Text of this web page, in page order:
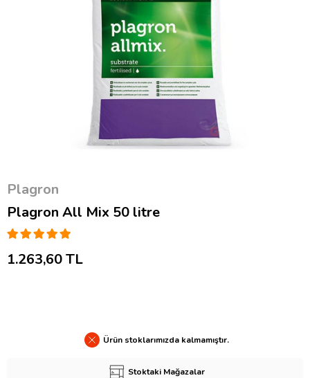
Plagron
Plagron All Mix 50 litre
1.263,60 TL
Ürün stoklarımızda kalmamıştır.
Stoktaki Mağazalar